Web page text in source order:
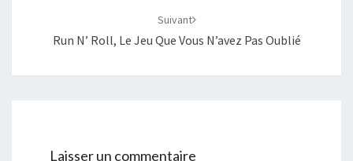
Suivant
Run N’ Roll, Le Jeu Que Vous N’avez Pas Oublié
Laisser un commentaire